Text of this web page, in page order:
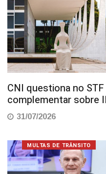
CNI questiona no
complementar sobre
31/07/2026
MULTAS DE TRÂNSITO